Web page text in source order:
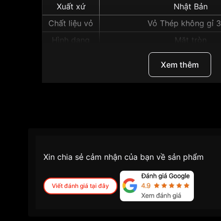
Xuất xứ
Nhật Bản
Chất liệu vỏ
Vỏ Thép không gỉ
Hình dạng
Mặt tròn
Vỏ Màu Bạc
Xem thêm
Xin chia sẻ cảm nhận của bạn về sản phẩm
Viết đánh giá tại đây